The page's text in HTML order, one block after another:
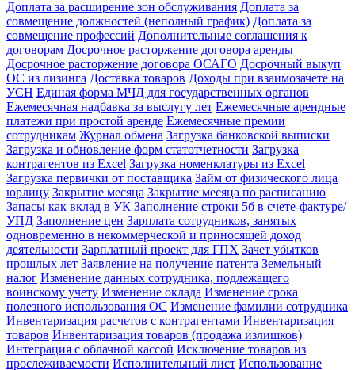
Доплата за расширение зон обслуживания Доплата за
совмещение должностей (неполный график) Доплата за
совмещение профессий Дополнительные соглашения к
договорам Досрочное расторжение договора аренды
Досрочное расторжение договора ОСАГО Досрочный выкуп
ОС из лизинга Доставка товаров Доходы при взаимозачете на
УСН Единая форма МЧД для государственных органов
Ежемесячная надбавка за выслугу лет Ежемесячные арендные
платежи при простой аренде Ежемесячные премии
сотрудникам Журнал обмена Загрузка банковской выписки
Загрузка и обновление форм статотчетности Загрузка
контрагентов из Excel Загрузка номенклатуры из Excel
Загрузка первички от поставщика Займ от физического лица
юрлицу Закрытие месяца Закрытие месяца по расписанию
Запасы как вклад в УК Заполнение строки 5б в счете-фактуре/
УПД Заполнение цен Зарплата сотрудников, занятых
одновременно в некоммерческой и приносящей доход
деятельности Зарплатный проект для ГПХ Зачет убытков
прошлых лет Заявление на получение патента Земельный
налог Изменение данных сотрудника, подлежащего
воинскому учету Изменение оклада Изменение срока
полезного использования ОС Изменение фамилии сотрудника
Инвентаризация расчетов с контрагентами Инвентаризация
товаров Инвентаризация товаров (продажа излишков)
Интеграция с облачной кассой Исключение товаров из
прослеживаемости Исполнительный лист Использование